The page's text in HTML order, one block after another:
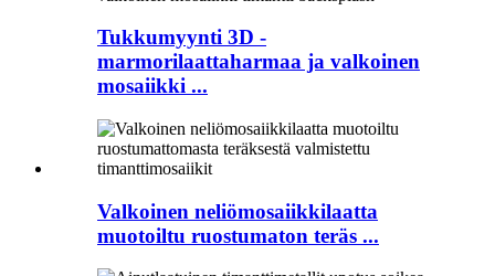
Tukkumyynti 3D -
marmorilaattaharmaa ja valkoinen
mosaiikki ...
Valkoinen neliömosaiikkilaatta
muotoiltu ruostumaton teräs ...